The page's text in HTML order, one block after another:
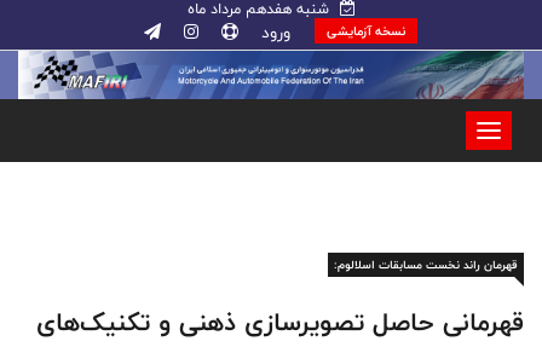
شنبه هفدهم مرداد ماه
نسخه آزمایشی ورود
قهرمان راند نخست مسابقات اسلالوم:
قهرمانی حاصل تصویرسازی ذهنی و تکنیک‌های